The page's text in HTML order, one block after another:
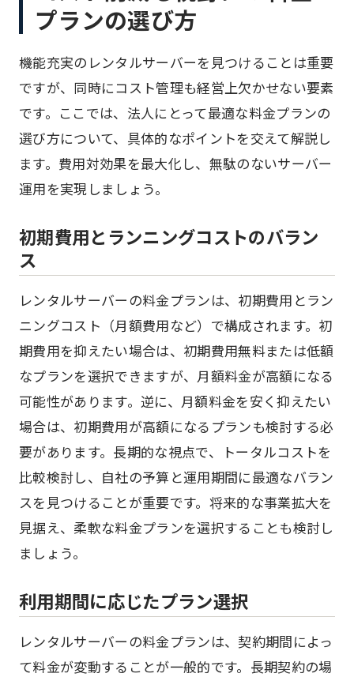
プランの選び方
機能充実のレンタルサーバーを見つけることは重要
ですが、同時にコスト管理も経営上欠かせない要素
です。ここでは、法人にとって最適な料金プランの
選び方について、具体的なポイントを交えて解説し
ます。費用対効果を最大化し、無駄のないサーバー
運用を実現しましょう。
初期費用とランニングコストのバラン
ス
レンタルサーバーの料金プランは、初期費用とラン
ニングコスト（月額費用など）で構成されます。初
期費用を抑えたい場合は、初期費用無料または低額
なプランを選択できますが、月額料金が高額になる
可能性があります。逆に、月額料金を安く抑えたい
場合は、初期費用が高額になるプランも検討する必
要があります。長期的な視点で、トータルコストを
比較検討し、自社の予算と運用期間に最適なバラン
スを見つけることが重要です。将来的な事業拡大を
見据え、柔軟な料金プランを選択することも検討し
ましょう。
利用期間に応じたプラン選択
レンタルサーバーの料金プランは、契約期間によっ
て料金が変動することが一般的です。長期契約の場